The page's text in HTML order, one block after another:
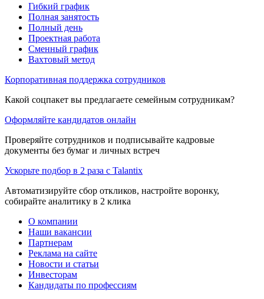
Гибкий график
Полная занятость
Полный день
Проектная работа
Сменный график
Вахтовый метод
Корпоративная поддержка сотрудников
Какой соцпакет вы предлагаете семейным сотрудникам?
Оформляйте кандидатов онлайн
Проверяйте сотрудников и подписывайте кадровые
документы без бумаг и личных встреч
Ускорьте подбор в 2 раза с Talantix
Автоматизируйте сбор откликов, настройте воронку,
собирайте аналитику в 2 клика
О компании
Наши вакансии
Партнерам
Реклама на сайте
Новости и статьи
Инвесторам
Кандидаты по профессиям